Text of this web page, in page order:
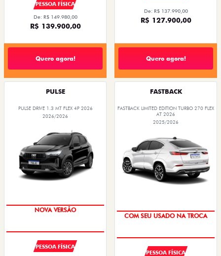
PESSOA FÍSICA
De: R$ 149.980,00
R$ 139.900,00
Quero agora!
De: R$ 137.990,00
R$ 127.900,00
Quero agora!
PULSE
PULSE DRIVE 1.3 MT FLEX 4P 2026
2026/2026
NOVA VERSÃO
PESSOA FÍSICA
FASTBACK
FASTBACK LIMITED EDITION TURBO 270 FLEX
AT 2026
2025/2026
COM SEU USADO NA TROCA
PESSOA FÍSICA